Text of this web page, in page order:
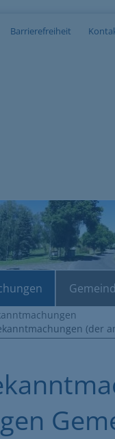
Barrierefreiheit
(der